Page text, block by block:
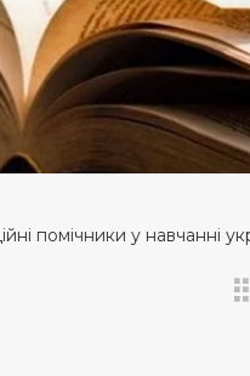
помічники у навчанні